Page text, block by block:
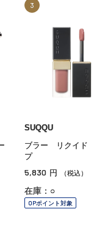
3
SUQQU
ブラー リクイド
プ
5,830 円 （税込）
在庫：○
OPポイント対象